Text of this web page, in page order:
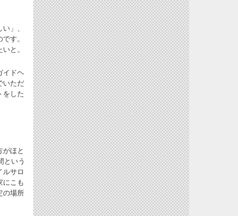
」、
す。
と。
イドヘ
いただ
をした
ほと
という
ルサロ
にこも
の場所